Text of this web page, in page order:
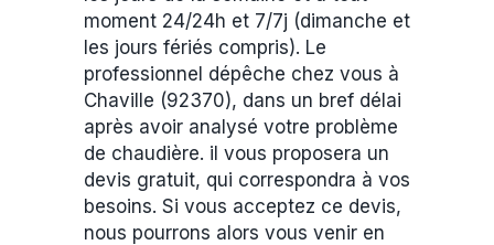
moment 24/24h et 7/7j (dimanche et
les jours fériés compris). Le
professionnel dépêche chez vous à
Chaville (92370), dans un bref délai
après avoir analysé votre problème
de chaudière. il vous proposera un
devis gratuit, qui correspondra à vos
besoins. Si vous acceptez ce devis,
nous pourrons alors vous venir en